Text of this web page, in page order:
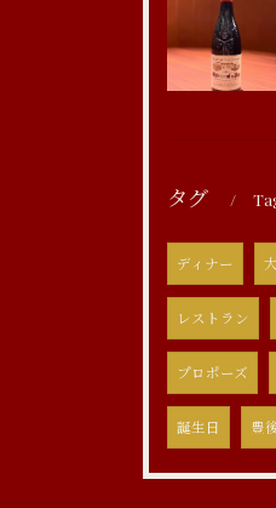
タグ
ディナー
レストラン
プロポーズ
誕生日 豊